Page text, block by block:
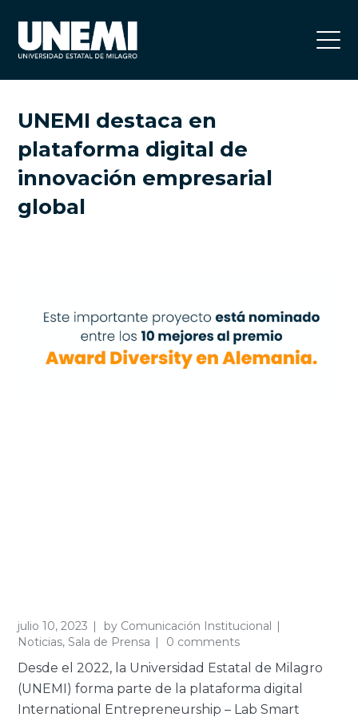
UNEMI destaca en
plataforma digital de
innovación empresarial
global
julio 10, 2023 by Comunicación Institucional
Noticias, Sala de Prensa 0 comments
Desde el 2022, la Universidad Estatal de Milagro
(UNEMI) forma parte de la plataforma digital
International Entrepreneurship – Lab Smart